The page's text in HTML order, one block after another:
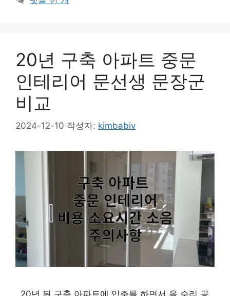
20년 구축 아파트 중문
인테리어 문선생 문장군
비교
2024-12-10 작성자: kimbabiv